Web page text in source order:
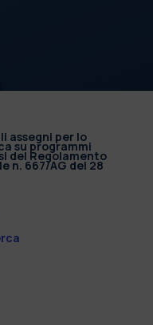
assegni per lo
su programmi
del Regolamento
n. 667/AG del 28